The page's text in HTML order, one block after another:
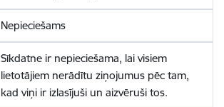
Nepieciešams
Sīkdatne ir nepieciešama, lai visiem
lietotājiem nerādītu ziņojumus pēc tam,
kad viņi ir izlasījuši un aizvēruši tos.